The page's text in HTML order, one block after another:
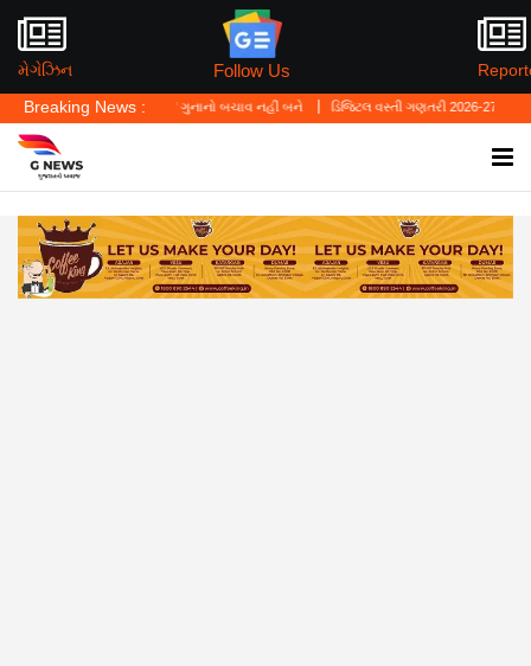
મેગેઝિન Follow Us
Breaking News :
લો' ગુનાનો બચાવ નહીં બને ડિજિટલ વસ્તી ગણતરી 2026-27નો પ્રારંભ, ઘર બેઠા